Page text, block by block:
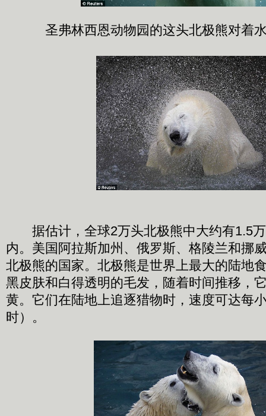
圣弗林西恩动物园的这头北极熊对着
据估计，全球2万头北极熊中大约有1.5万
内。美国阿拉斯加州、俄罗斯、格陵兰和挪
北极熊的国家。北极熊是世界上最大的陆地
黑皮肤和白得透明的毛发，随着时间推移，
黄。它们在陆地上追逐猎物时，速度可达每
时）。